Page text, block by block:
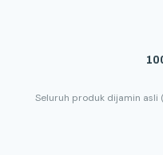
Seluruh produk dijamin asli